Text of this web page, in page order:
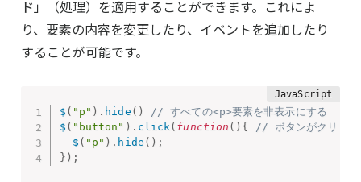
ド」（処理）を適用することができます。これによ
り、要素の内容を変更したり、イベントを追加したり
することが可能です。
$ ( "p" ) . hide ( )
// すべての<p>要素を非表示にする
$ ( "button" ) . click( function ( ) {
// ボタンがクリック
$ ( "p" ) . hide ( ) ;
} ) ;